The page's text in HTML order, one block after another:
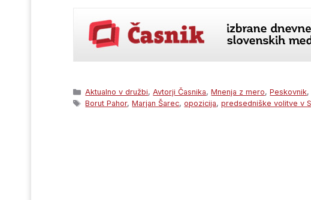
Categories
Aktualno v družbi,Avtorji Časnika,Mnenja z mero,Peskovnik
Tags
Borut Pahor,Marjan Šarec,opozicija,predsedniške volitve v